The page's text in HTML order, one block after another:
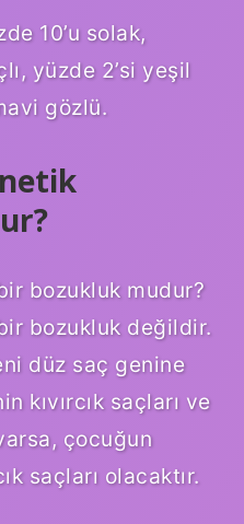
10’u solak,
yüzde 2’si yeşil
gözlü.
bozukluk mudur?
bozukluk değildir.
düz saç genine
kıvırcık saçları ve
çocuğun
saçları olacaktır.